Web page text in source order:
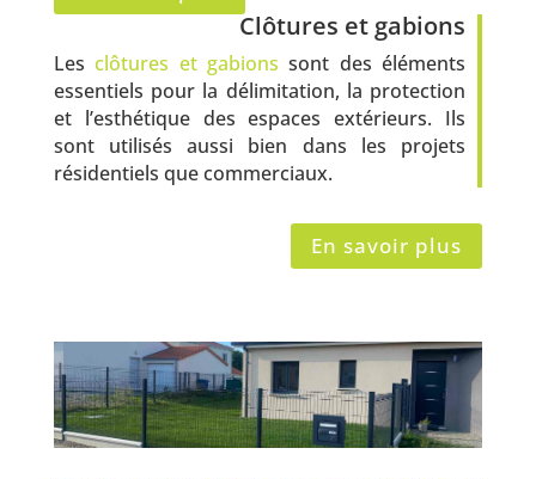
Clôtures et gabions
Lesclôtures et gabions sont des éléments
essentiels pour la délimitation, la protection
et l’esthétique des espaces extérieurs. Ils
sont utilisés aussi bien dans les projets
résidentiels que commerciaux.
En savoir plus